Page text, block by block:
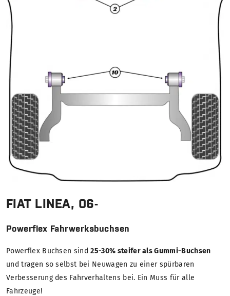
FIAT LINEA, 06-
Powerflex Fahrwerksbuchsen
Powerflex Buchsen sind25-30% steifer als Gummi-Buchsen
und tragen so selbst bei Neuwagen zu einer spürbaren
Verbesserung des Fahrverhaltens bei. Ein Muss für alle
Fahrzeuge!